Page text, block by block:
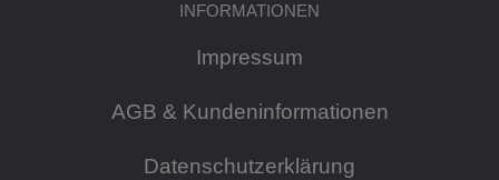
INFORMATIONEN
Impressum
AGB & Kundeninformationen
Datenschutzerklärung